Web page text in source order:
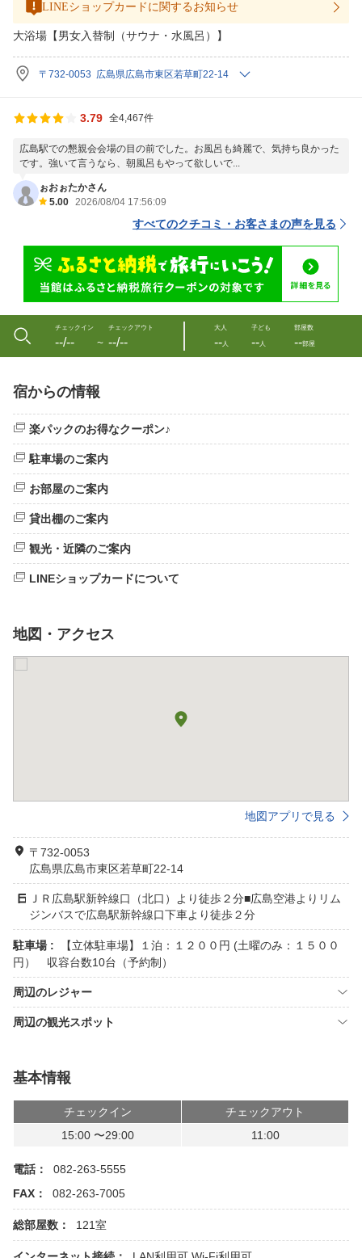
LINEショップカードに関するお知らせ
大浴場【男女入替制（サウナ・水風呂）】
〒732-0053 広島県広島市東区若草町22-14
3.79 全4,467件
広島駅での懇親会会場の目の前でした。お風呂も綺麗で、気持ち良かった
です。強いて言うなら、朝風呂もやって欲しいで...
ぉおぉたかさん
5.00 2026/08/04 17:56:09
すべてのクチコミ・お客さまの声を見る
チェックイン
--/-- 〜
チェックアウト
--/--
大人
--人
子ども
--人
部屋数
--部屋
宿からの情報
楽パックのお得なクーポン♪
駐車場のご案内
お部屋のご案内
貸出棚のご案内
観光・近隣のご案内
LINEショップカードについて
地図・アクセス
地図アプリで見る
〒732-0053
広島県広島市東区若草町22-14
ＪＲ広島駅新幹線口（北口）より徒歩２分■広島空港よりリム
ジンバスで広島駅新幹線口下車より徒歩２分
駐車場 :
【立体駐車場】１泊：１２００円 (土曜のみ：１５００
円） 収容台数10台（予約制）
周辺のレジャー
周辺の観光スポット
基本情報
チェックイン
チェックアウト
15:00 〜29:00
11:00
電話：
082-263-5555
FAX：
082-263-7005
総部屋数： 121室